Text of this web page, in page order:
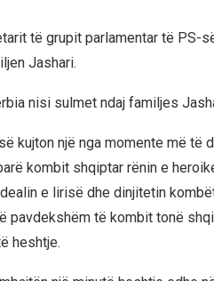
të grupit parlamentar të PS-
Jashari.
nisi sulmet ndaj familjes
kujton një nga momente më
kombit shqiptar rënin e
e lirisë dhe dinjitetin
pavdekshëm të kombit tonë
heshtje.